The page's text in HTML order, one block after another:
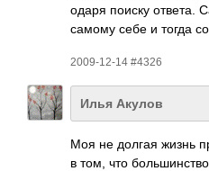
одаря поиску ответа.
самому себе и тогда
2009-12-14 #4326
Илья Акулов
Моя не долгая жизнь
в том, что